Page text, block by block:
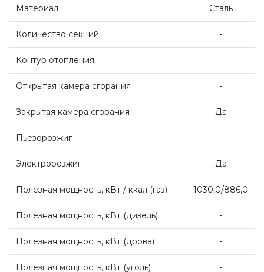
Автоматика
Системы дымоудаления
Рециркуляторы воздуха
Газовые колонки
Econcept TECH AC
Комплект коаксиальный Ferroli 60/100
Комплект коаксиальный Ferroli 60/100
Материал Сталь
Количество секций -
Контур отопления
Открытая камера сгорания -
Закрытая камера сгорания Да
Пьезорозжиг -
Электророзжиг Да
Полезная мощность, кВт / ккал (газ) 1030,0/886,0
Полезная мощность, кВт (дизель) -
Полезная мощность, кВт (дрова) -
Полезная мощность, кВт (уголь) -